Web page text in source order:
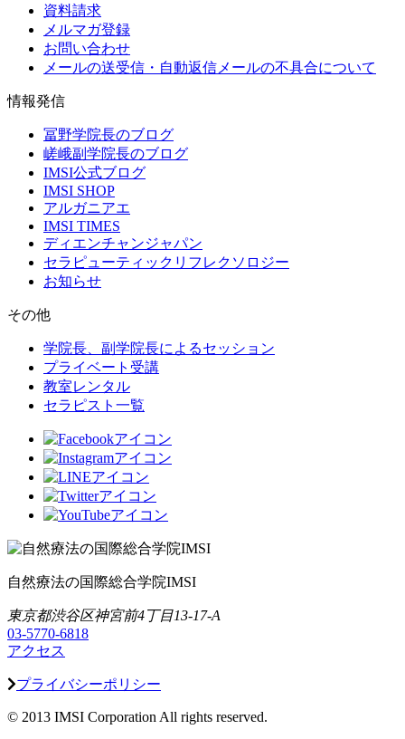
資料請求
メルマガ登録
お問い合わせ
メールの送受信・自動返信メールの不具合について
情報発信
冨野学院長のブログ
嵯峨副学院長のブログ
IMSI公式ブログ
IMSI SHOP
アルガニアエ
IMSI TIMES
ディエンチャンジャパン
セラピューティックリフレクソロジー
お知らせ
その他
学院長、副学院長によるセッション
プライベート受講
教室レンタル
セラピスト一覧
自然療法の国際総合学院IMSI
東京都渋谷区神宮前4丁目13-17-A
03-5770-6818
アクセス
プライバシーポリシー
© 2013 IMSI Corporation All rights reserved.